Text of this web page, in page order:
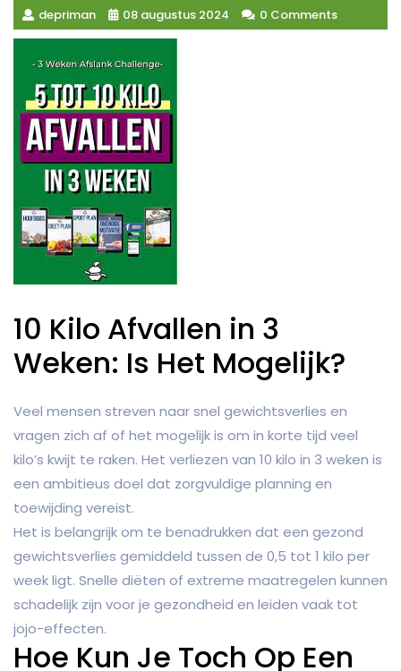
depriman 08 augustus 2024 0 Comments
10 Kilo Afvallen in 3
Weken: Is Het Mogelijk?
Veel mensen streven naar snel gewichtsverlies en
vragen zich af of het mogelijk is om in korte tijd veel
kilo’s kwijt te raken. Het verliezen van 10 kilo in 3 weken is
een ambitieus doel dat zorgvuldige planning en
toewijding vereist.
Het is belangrijk om te benadrukken dat een gezond
gewichtsverlies gemiddeld tussen de 0,5 tot 1 kilo per
week ligt. Snelle diëten of extreme maatregelen kunnen
schadelijk zijn voor je gezondheid en leiden vaak tot
jojo-effecten.
Hoe Kun Je Toch Op Een